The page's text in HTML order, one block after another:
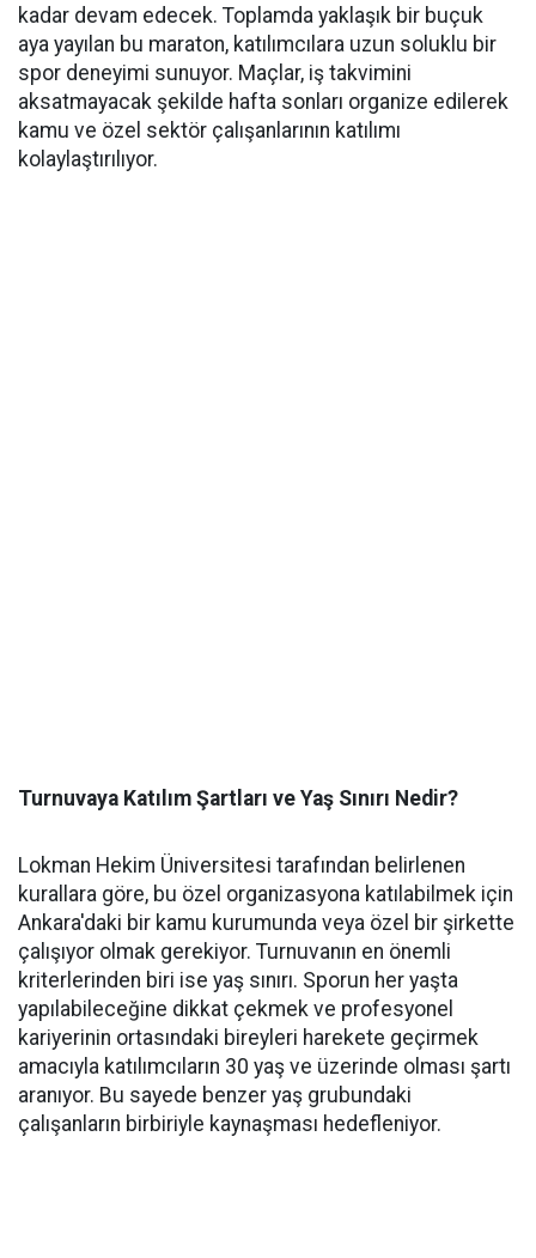
kadar devam edecek. Toplamda yaklaşık bir buçuk
aya yayılan bu maraton, katılımcılara uzun soluklu bir
spor deneyimi sunuyor. Maçlar, iş takvimini
aksatmayacak şekilde hafta sonları organize edilerek
kamu ve özel sektör çalışanlarının katılımı
kolaylaştırılıyor.
Turnuvaya Katılım Şartları ve Yaş Sınırı Nedir?
Lokman Hekim Üniversitesi tarafından belirlenen
kurallara göre, bu özel organizasyona katılabilmek için
Ankara'daki bir kamu kurumunda veya özel bir şirkette
çalışıyor olmak gerekiyor. Turnuvanın en önemli
kriterlerinden biri ise yaş sınırı. Sporun her yaşta
yapılabileceğine dikkat çekmek ve profesyonel
kariyerinin ortasındaki bireyleri harekete geçirmek
amacıyla katılımcıların 30 yaş ve üzerinde olması şartı
aranıyor. Bu sayede benzer yaş grubundaki
çalışanların birbiriyle kaynaşması hedefleniyor.